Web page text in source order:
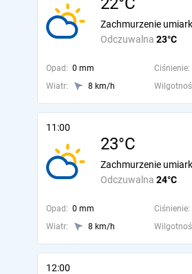
Odczuwalna 23°C
Zachmurzenie
Opad: 0 mm Ciśnienie:
Wiatr:
8 km/h
11:00
23°C
Odczuwalna 24°C
Zachmurzenie
Opad: 0 mm Ciśnienie:
Wiatr:
8 km/h
12:00